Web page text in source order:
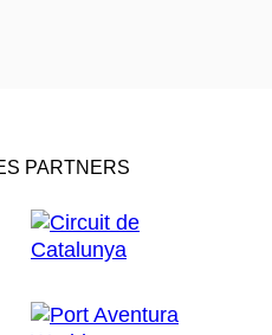
PARTNERS